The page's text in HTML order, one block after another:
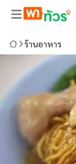
ร้านอาหาร